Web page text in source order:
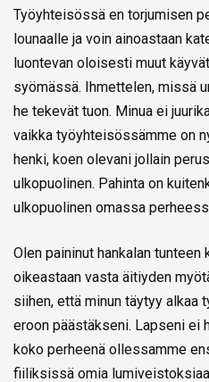
Työyhteisössä en torjumisen
lounaalle ja voin ainoastaan
luontevan oloisesti muut
syömässä. Ihmettelen, missä
he tekevät tuon. Minua ei
vaikka työyhteisössämme on
henki, koen olevani jollain
ulkopuolinen. Pahinta on
ulkopuolinen omassa
Olen paininut hankalan
oikeastaan vasta äitiyden
siihen, että minun täytyy
eroon päästäkseni. Lapseni ei
koko perheenä ollessamme
fiiliksissä omia